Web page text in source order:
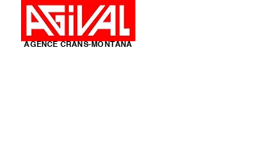
AGENCE CRANS-MONTANA